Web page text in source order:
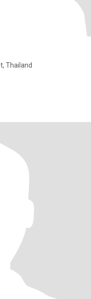
Thailand